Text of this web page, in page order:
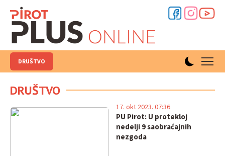
DRUŠTVO
DRUŠTVO
PU Pirot: U protekloj
nedelji 9 saobraćajnih
nezgoda
17. okt 2023. 07:36